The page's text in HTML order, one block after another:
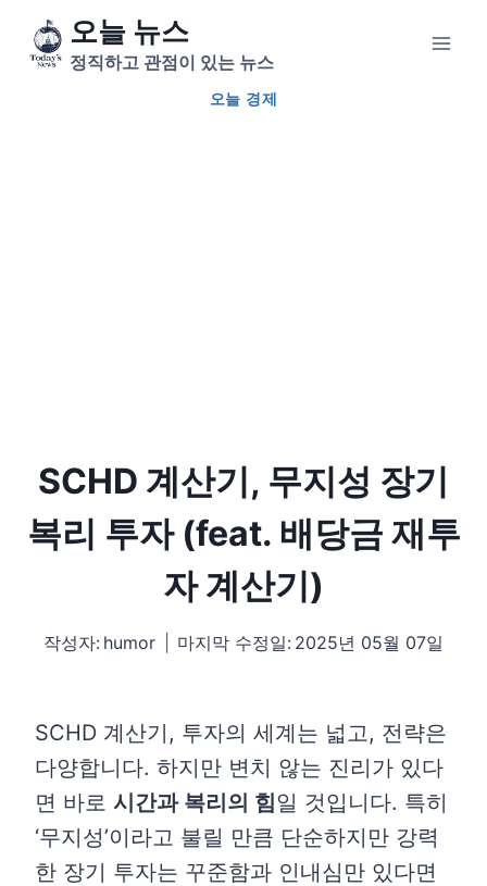
오늘 뉴스
정직하고 관점이 있는 뉴스
오늘 경제
SCHD 계산기, 무지성 장기
복리 투자 (feat. 배당금 재투
자 계산기)
작성자: humor 마지막 수정일: 2025년 05월 07일
SCHD 계산기, 투자의 세계는 넓고, 전략은
다양합니다. 하지만 변치 않는 진리가 있다
면 바로 시간과 복리의 힘일 것입니다. 특히
‘무지성’이라고 불릴 만큼 단순하지만 강력
한 장기 투자는 꾸준함과 인내심만 있다면